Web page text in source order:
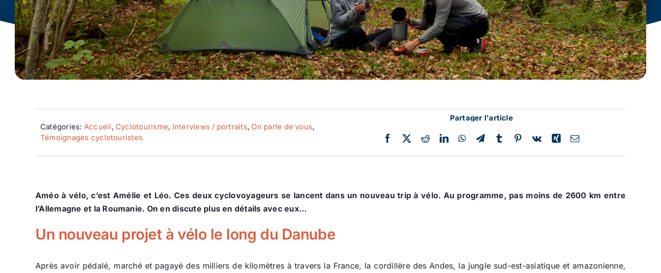
Catégories: Accueil, Cyclotourisme, Interviews / portraits, On parle de vous,
Témoignages cyclotouristes
Partager l'article
Améo à vélo, c’est Amélie et Léo. Ces deux cyclovoyageurs se lancent dans un nouveau trip à vélo. Au programme, pas moins de 2600 km entre
l’Allemagne et la Roumanie. On en discute plus en détails avec eux…
Un nouveau projet à vélo le long du Danube
Après avoir pédalé, marché et pagayé des milliers de kilomètres à travers la France, la cordillère des Andes, la jungle sud-est-asiatique et amazonienne,